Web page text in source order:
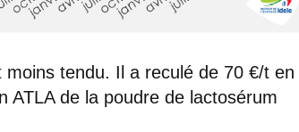
tendu. Il a reculé de 70 €/t en
ATLA de la poudre de lactosérum